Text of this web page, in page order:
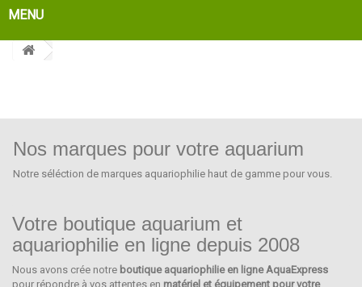
MENU
Nos marques pour votre aquarium
Notre séléction de marques aquariophilie haut de gamme pour vous.
OCEAN NUTRITION
Votre boutique aquarium et
aquariophilie en ligne depuis 2008
Nous avons crée notre boutique aquariophilie en ligne AquaExpress
pour répondre à vos attentes en matériel et équipement pour votre